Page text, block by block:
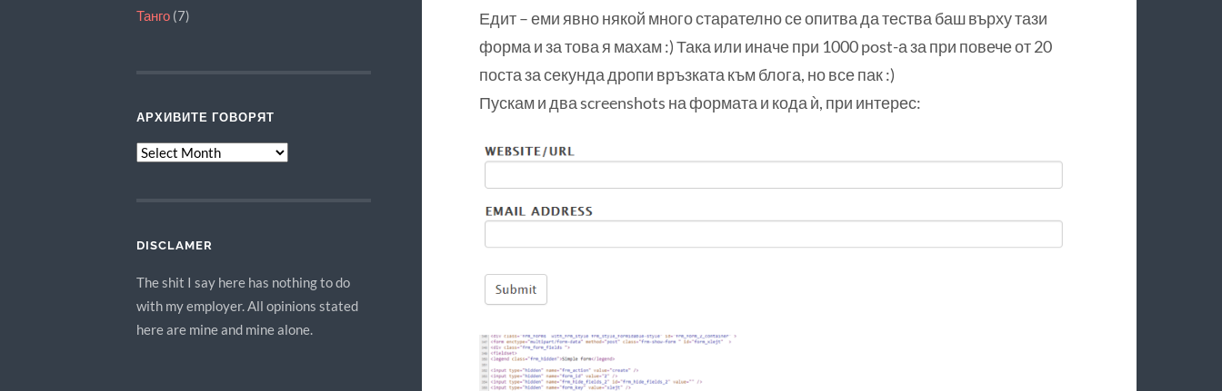
Танго(7)
АРХИВИТЕ ГОВОРЯТ
АРХИВИТЕ
ГОВОРЯТ
DISCLAMER
The shit I say here has nothing to do
with my employer. All opinions stated
here are mine and mine alone.
Едит – еми явно някой много старателно се опитва да тества баш върху тази
форма и за това я махам :) Така или иначе при 1000 post-а за при повече от 20
поста за секунда дропи връзката към блога, но все пак :)
Пускам и два screenshots на формата и кода ѝ, при интерес: